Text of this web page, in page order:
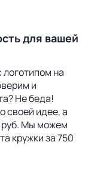
для вашей
на
и
Не беда!
своей идее, а
руб. Мы можем
кружки за 750